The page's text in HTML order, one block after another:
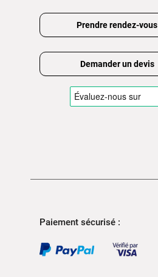
Prendre rendez-vous
Demander un devis
Paiement sécurisé :